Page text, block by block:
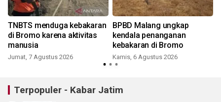
TNBTS menduga kebakaran
di Bromo karena aktivitas
manusia
Jumat, 7 Agustus 2026
BPBD Malang ungkap
kendala penanganan
kebakaran di Bromo
Kamis, 6 Agustus 2026
Terpopuler - Kabar Jatim